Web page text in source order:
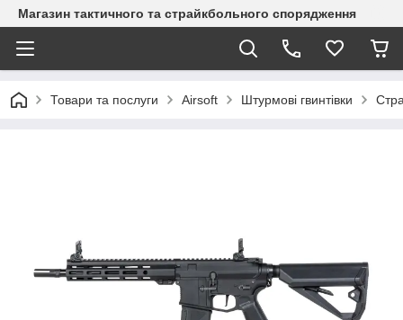
Магазин тактичного та страйкбольного спорядження
Товари та послуги Airsoft Штурмові гвинтівки